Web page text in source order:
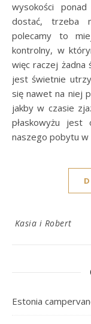
wysokości
dostać, trzeba
polecamy to
kontrolny, w
więc raczej żadna
jest świetnie
się nawet na niej
jakby w czasie
płaskowyżu
naszego pobytu w
Kasia i Robert
Estonia